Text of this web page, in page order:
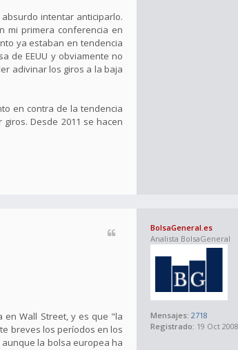
intentar anticiparlo.
mi primera conferencia en
ya estaban en tendencia
de EEUU y obviamente no
adivinar los giros a la baja
en contra de la tendencia
Desde 2011 se hacen
BolsaGeneral.es
Analista BolsaGeneral
Mensajes: 2718
Registrado: 19 Oct
en Wall Street, y es que "la
breves los períodos en los
aunque la bolsa europea ha